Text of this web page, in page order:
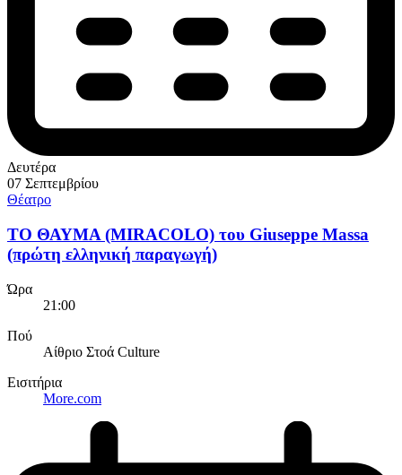
Δευτέρα
07 Σεπτεμβρίου
Θέατρο
ΤΟ ΘΑΥΜΑ (MIRACOLO) του Giuseppe Massa
(πρώτη ελληνική παραγωγή)
Ώρα
21:00
Πού
Αίθριο Στοά Culture
Εισιτήρια
More.com